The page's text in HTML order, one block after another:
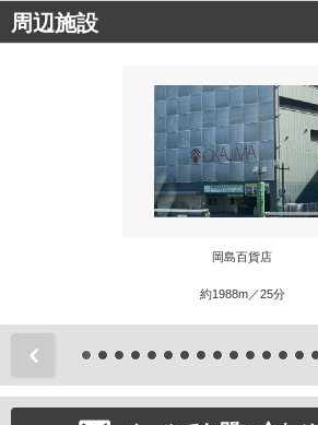
周辺施設
岡島百貨店
約1988m／25分